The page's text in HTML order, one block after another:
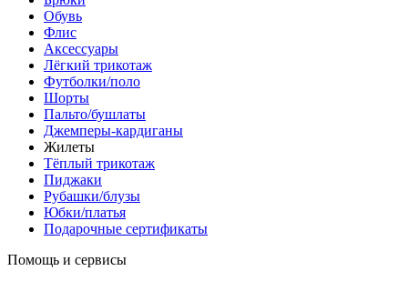
Обувь
Флис
Аксессуары
Лёгкий трикотаж
Футболки/поло
Шорты
Пальто/бушлаты
Джемперы-кардиганы
Жилеты
Тёплый трикотаж
Пиджаки
Рубашки/блузы
Юбки/платья
Подарочные сертификаты
Помощь и сервисы